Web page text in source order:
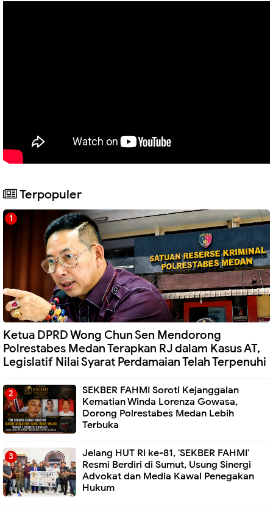
Terpopuler
Ketua DPRD Wong Chun Sen Mendorong
Polrestabes Medan Terapkan RJ dalam Kasus AT,
Legislatif Nilai Syarat Perdamaian Telah Terpenuhi
SEKBER FAHMI Soroti Kejanggalan
Kematian Winda Lorenza Gowasa,
Dorong Polrestabes Medan Lebih
Terbuka
Jelang HUT RI ke-81, 'SEKBER FAHMI'
Resmi Berdiri di Sumut, Usung Sinergi
Advokat dan Media Kawal Penegakan
Hukum